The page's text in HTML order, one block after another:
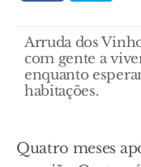
Arruda dos
com gente a
enquanto
habitações.
Quatro meses